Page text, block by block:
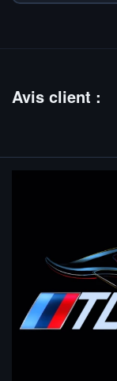
Avis client :